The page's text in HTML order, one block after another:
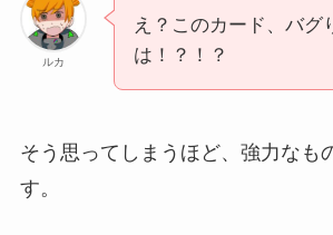
ルカ
え？このカード、バグ
は！？！？
そう思ってしまうほど、強力なも
す。